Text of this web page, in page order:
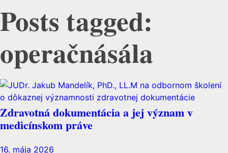
Posts tagged:
operačnásála
Zdravotná dokumentácia a jej význam v
medicínskom práve
16. mája 2026